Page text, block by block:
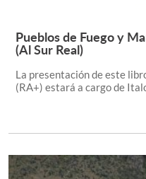
Pueblos de Fuego y
(Al Sur Real)
La presentación de este
(RA+) estará a cargo de